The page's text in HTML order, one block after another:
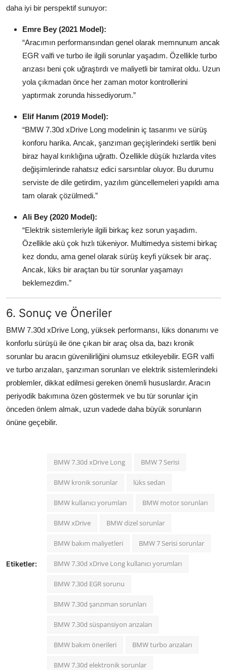
daha iyi bir perspektif sunuyor:
Emre Bey (2021 Model):
“Aracımın performansından genel olarak memnunum ancak
EGR valfi ve turbo ile ilgili sorunlar yaşadım. Özellikle turbo
arızası beni çok uğraştırdı ve maliyetli bir tamirat oldu. Uzun
yola çıkmadan önce her zaman motor kontrollerini
yaptırmak zorunda hissediyorum.”
Elif Hanım (2019 Model):
“BMW 7.30d xDrive Long modelinin iç tasarımı ve sürüş
konforu harika. Ancak, şanzıman geçişlerindeki sertlik beni
biraz hayal kırıklığına uğrattı. Özellikle düşük hızlarda vites
değişimlerinde rahatsız edici sarsıntılar oluyor. Bu durumu
serviste de dile getirdim, yazılım güncellemeleri yapıldı ama
tam olarak çözülmedi.”
Ali Bey (2020 Model):
“Elektrik sistemleriyle ilgili birkaç kez sorun yaşadım.
Özellikle akü çok hızlı tükeniyor. Multimedya sistemi birkaç
kez dondu, ama genel olarak sürüş keyfi yüksek bir araç.
Ancak, lüks bir araçtan bu tür sorunlar yaşamayı
beklemezdim.”
6. Sonuç ve Öneriler
BMW 7.30d xDrive Long, yüksek performansı, lüks donanımı ve
konforlu sürüşü ile öne çıkan bir araç olsa da, bazı kronik
sorunlar bu aracın güvenilirliğini olumsuz etkileyebilir. EGR valfi
ve turbo arızaları, şanzıman sorunları ve elektrik sistemlerindeki
problemler, dikkat edilmesi gereken önemli hususlardır. Aracın
periyodik bakımına özen göstermek ve bu tür sorunlar için
önceden önlem almak, uzun vadede daha büyük sorunların
önüne geçebilir.
Etiketler:
BMW 7.30d xDrive Long BMW 7 Serisi
BMW kronik sorunlar lüks sedan
BMW kullanıcı yorumları BMW motor sorunları
BMW xDrive BMW dizel sorunlar
BMW bakım maliyetleri BMW 7 Serisi sorunlar
BMW 7.30d xDrive Long kullanıcı yorumları
BMW 7.30d EGR sorunu
BMW 7.30d şanzıman sorunları
BMW 7.30d süspansiyon arızaları
BMW bakım önerileri BMW turbo arızaları
BMW 7.30d elektronik sorunlar